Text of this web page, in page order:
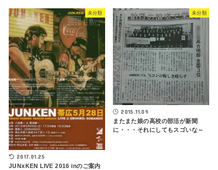
未分類
2017.01.25
JUNxKEN LIVE 2016 inのご案内
未分類
2015.11.09
またまた娘の高校の部活が新聞
に・・・それにしてもスゴいな～